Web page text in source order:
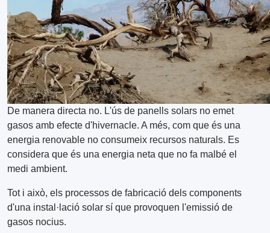
De manera directa no. L'ús de panells solars no emet
gasos amb efecte d'hivernacle. A més, com que és una
energia renovable no consumeix recursos naturals. Es
considera que és una energia neta que no fa malbé el
medi ambient.
Tot i això, els processos de fabricació dels components
d'una instal·lació solar sí que provoquen l'emissió de
gasos nocius.